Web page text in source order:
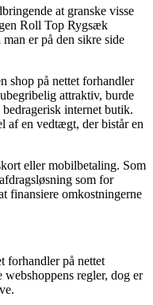
at granske visse
Roll Top Rygsæk
er på den sikre side
shop på nettet forhandler
attraktiv, burde
internet butik.
af en vedtægt, der bistår en
eller mobilbetaling. Som
som for
finansiere omkostningerne
forhandler på nettet
regler, dog er